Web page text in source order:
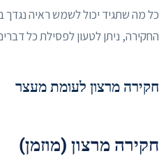
כל מה שתגיד יכול לשמש ראיה
החקירה, ניתן לטעון לפסילת כל
חקירה מרצון לעומת מעצר
חקירה מרצון (מוזמן)